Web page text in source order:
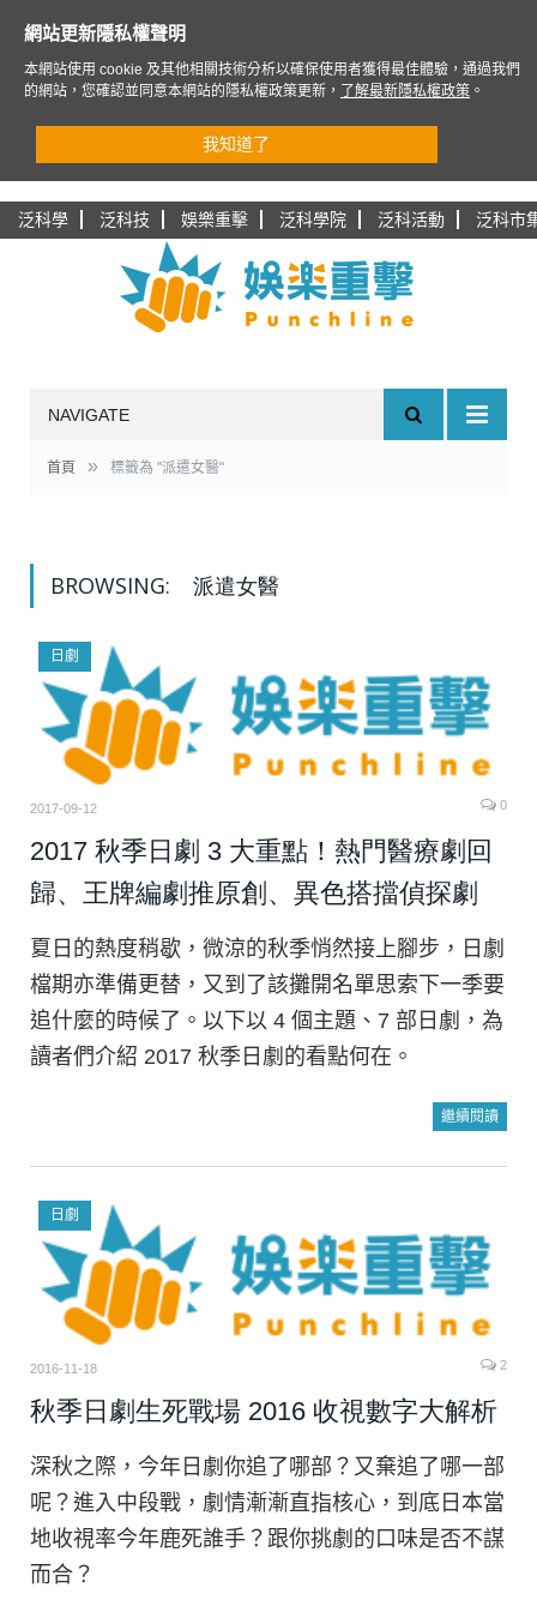
泛科學 泛科技 娛樂重擊 泛科學院 泛科活動 泛科市
NAVIGATE
首頁 » 標籤為 "派遣女醫"
BROWSING: 派遣女醫
日劇
2017-09-12 0
2017 秋季日劇 3 大重點！熱門醫療劇回
歸、王牌編劇推原創、異色搭擋偵探劇
夏日的熱度稍歇，微涼的秋季悄然接上腳步，日劇
檔期亦準備更替，又到了該攤開名單思索下一季要
追什麼的時候了。以下以 4 個主題、7 部日劇，為
讀者們介紹 2017 秋季日劇的看點何在。
繼續閱讀
日劇
2016-11-18 2
秋季日劇生死戰場 2016 收視數字大解析
深秋之際，今年日劇你追了哪部？又棄追了哪一部
呢？進入中段戰，劇情漸漸直指核心，到底日本當
地收視率今年鹿死誰手？跟你挑劇的口味是否不謀
而合？
網站更新隱私權聲明
本網站使用 cookie 及其他相關技術分析以確保使用者獲得最佳體驗，通過我們
的網站，您確認並同意本網站的隱私權政策更新，
了解最新隱私權政策 。
我知道了